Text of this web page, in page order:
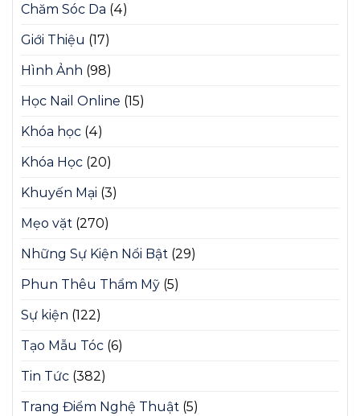
Chăm Sóc Da (4)
Giới Thiệu (17)
Hình Ảnh (98)
Học Nail Online (15)
Khóa học (4)
Khóa Học (20)
Khuyến Mại (3)
Mẹo vặt (270)
Những Sự Kiện Nổi Bật (29)
Phun Thêu Thẩm Mỹ (5)
Sự kiện (122)
Tạo Mẫu Tóc (6)
Tin Tức (382)
Trang Điểm Nghệ Thuật (5)